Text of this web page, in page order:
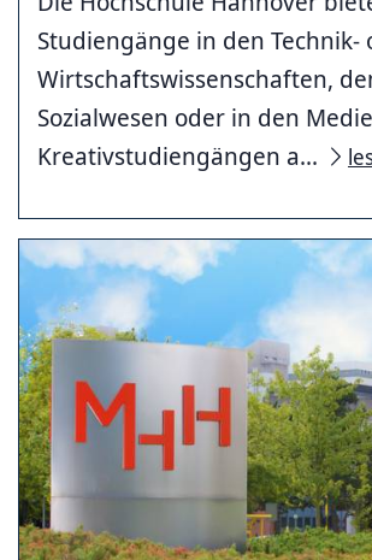
Studiengänge in den Technik-
Wirtschaftswissenschaften,
Sozialwesen oder in den
Kreativstudiengängen a...